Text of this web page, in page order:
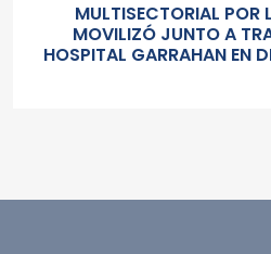
MULTISECTORIAL POR
MOVILIZÓ JUNTO A
HOSPITAL GARRAHAN EN